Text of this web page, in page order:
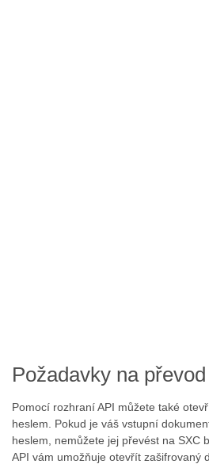
Požadavky na převod
Pomocí rozhraní API můžete také
heslem. Pokud je váš vstupní
heslem, nemůžete jej převést na SXC
API vám umožňuje otevřít zašifrovaný